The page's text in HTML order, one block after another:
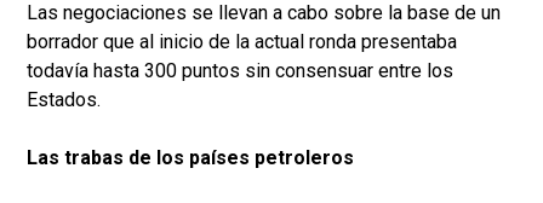
Las negociaciones se llevan a cabo sobre la base de un
borrador que al inicio de la actual ronda presentaba
todavía hasta 300 puntos sin consensuar entre los
Estados.
Las trabas de los países petroleros